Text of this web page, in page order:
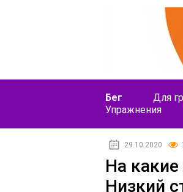
Бег Для
Упражнения
29.10.2020
На какие
Низкий